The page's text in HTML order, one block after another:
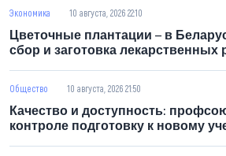
Экономика 10 августа, 2026 22:10
Цветочные плантации – в
сбор и заготовка лекарственных
Общество 10 августа, 2026 21:50
Качество и доступность:
контроле подготовку к новому